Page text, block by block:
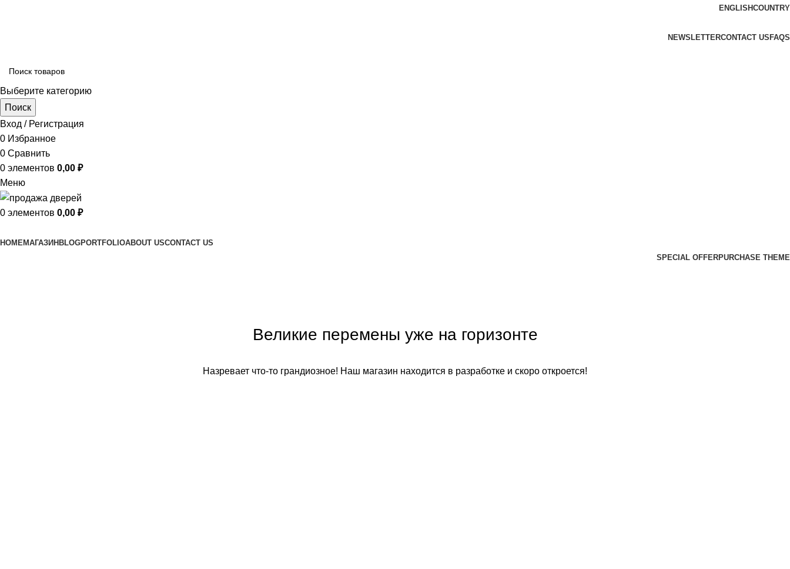
ENGLISHCOUNTRY
NEWSLETTERCONTACT US FAQS
Выберите категорию
Поиск
Вход / Регистрация
0 Избранное
0 Сравнить
0 элементов 0,00 ₽
Меню
0 элементов 0,00 ₽
HOMEМАГАЗИН BLOGPORTFOLIOABOUT USCONTACT US
SPECIAL OFFERPURCHASE THEME
Великие перемены уже на горизонте
Назревает что-то грандиозное! Наш магазин находится в разработке и скоро откроется!